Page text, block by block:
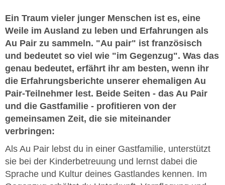
Ein Traum vieler junger Menschen ist es, eine
Weile im Ausland zu leben und Erfahrungen als
Au Pair zu sammeln. "Au pair" ist französisch
und bedeutet so viel wie "im Gegenzug". Was das
genau bedeutet, erfährt ihr am besten, wenn ihr
die Erfahrungsberichte unserer ehemaligen Au
Pair-Teilnehmer lest. Beide Seiten - das Au Pair
und die Gastfamilie - profitieren von der
gemeinsamen Zeit, die sie miteinander
verbringen:
Als Au Pair lebst du in einer Gastfamilie, unterstützt
sie bei der Kinderbetreuung und lernst dabei die
Sprache und Kultur deines Gastlandes kennen. Im